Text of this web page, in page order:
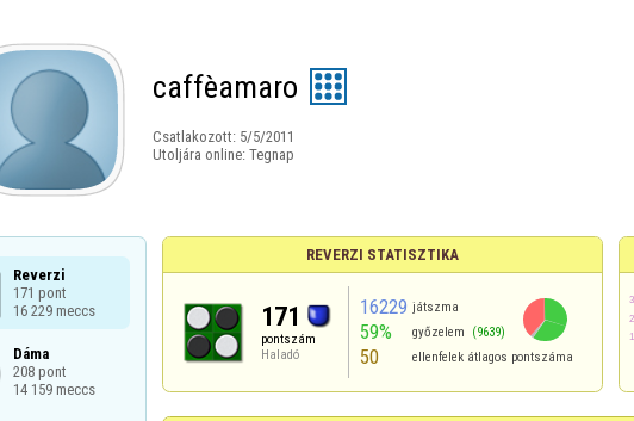
caffèamaro
Csatlakozott: 5/5/2011
Utoljára online: Tegnap
Reverzi
171 pont
16 229 meccs
Dáma
208 pont
14 159 meccs
REVERZI STATISZTIKA
171
pontszám
Haladó
16229 játszma
59% győzelem (9639)
50 ellenfelek átlagos pontszáma